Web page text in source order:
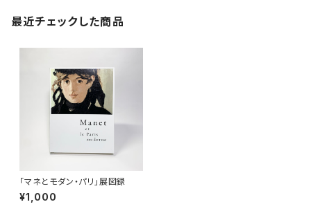
最近チェックした商品
「マネとモダン・パリ」展図録
¥1,000